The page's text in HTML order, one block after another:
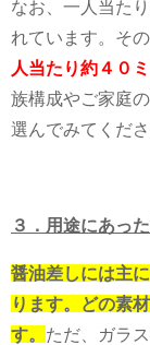
なお、一人当た
れています。そ
人当たり約４０
族構成やご家庭
選んでみてくださ
３．用途にあっ
醤油差しには主
ります。どの素
す。 ただ、ガラ